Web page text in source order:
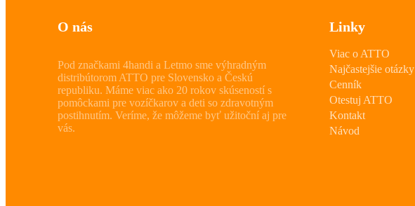
O nás
Pod značkami 4handi a Letmo sme výhradným
distribútorom ATTO pre Slovensko a Českú
republiku. Máme viac ako 20 rokov skúseností s
pomôckami pre vozíčkarov a deti so zdravotným
postihnutím. Veríme, že môžeme byť užitoční aj pre
vás.
Linky
Viac o ATTO
Najčastejšie otázky
Cenník
Otestuj ATTO
Kontakt
Návod